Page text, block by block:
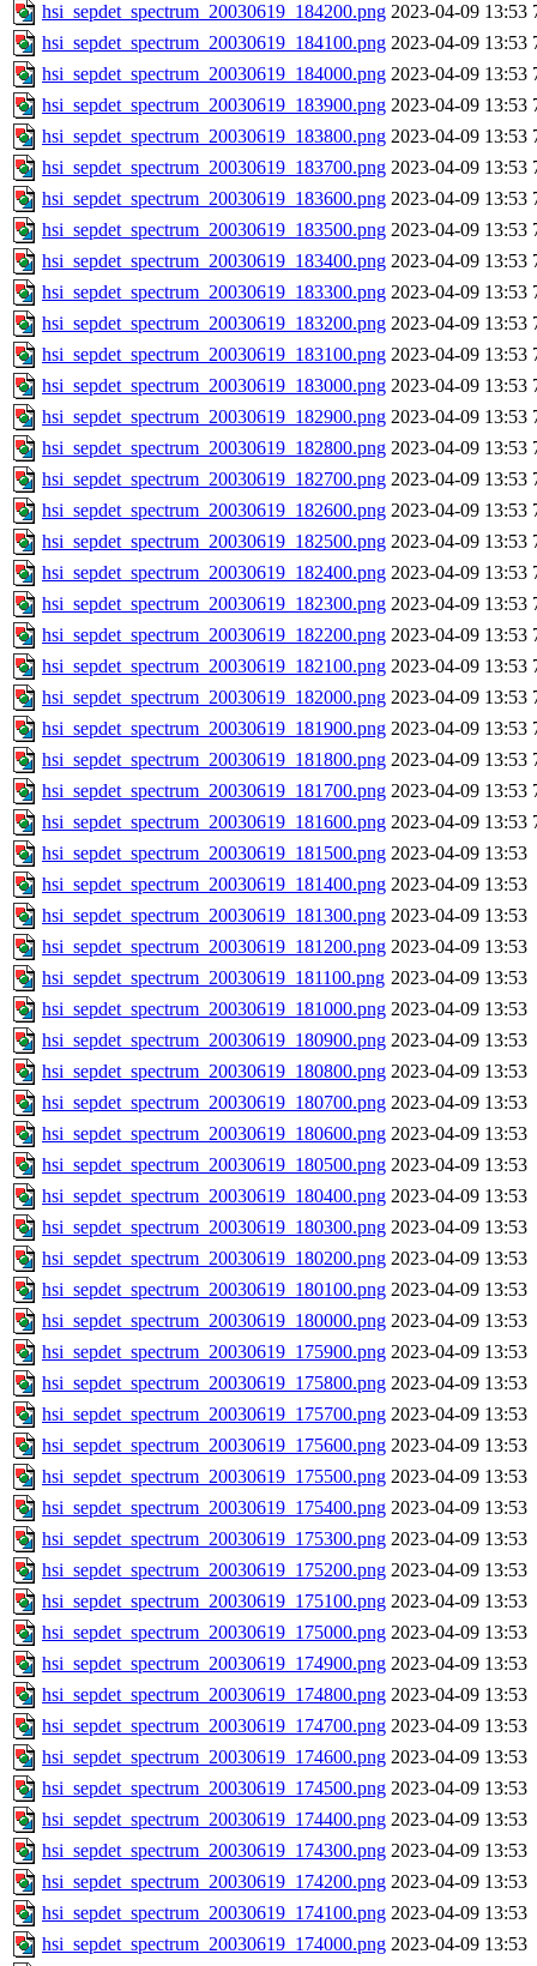
hsi_sepdet_spectrum_20030619_184200.png 2023-04-09 13:53
hsi_sepdet_spectrum_20030619_184100.png 2023-04-09 13:53
hsi_sepdet_spectrum_20030619_184000.png 2023-04-09 13:53
hsi_sepdet_spectrum_20030619_183900.png 2023-04-09 13:53
hsi_sepdet_spectrum_20030619_183800.png 2023-04-09 13:53
hsi_sepdet_spectrum_20030619_183700.png 2023-04-09 13:53
hsi_sepdet_spectrum_20030619_183600.png 2023-04-09 13:53
hsi_sepdet_spectrum_20030619_183500.png 2023-04-09 13:53
hsi_sepdet_spectrum_20030619_183400.png 2023-04-09 13:53
hsi_sepdet_spectrum_20030619_183300.png 2023-04-09 13:53
hsi_sepdet_spectrum_20030619_183200.png 2023-04-09 13:53
hsi_sepdet_spectrum_20030619_183100.png 2023-04-09 13:53
hsi_sepdet_spectrum_20030619_183000.png 2023-04-09 13:53
hsi_sepdet_spectrum_20030619_182900.png 2023-04-09 13:53
hsi_sepdet_spectrum_20030619_182800.png 2023-04-09 13:53
hsi_sepdet_spectrum_20030619_182700.png 2023-04-09 13:53
hsi_sepdet_spectrum_20030619_182600.png 2023-04-09 13:53
hsi_sepdet_spectrum_20030619_182500.png 2023-04-09 13:53
hsi_sepdet_spectrum_20030619_182400.png 2023-04-09 13:53
hsi_sepdet_spectrum_20030619_182300.png 2023-04-09 13:53
hsi_sepdet_spectrum_20030619_182200.png 2023-04-09 13:53
hsi_sepdet_spectrum_20030619_182100.png 2023-04-09 13:53
hsi_sepdet_spectrum_20030619_182000.png 2023-04-09 13:53
hsi_sepdet_spectrum_20030619_181900.png 2023-04-09 13:53
hsi_sepdet_spectrum_20030619_181800.png 2023-04-09 13:53
hsi_sepdet_spectrum_20030619_181700.png 2023-04-09 13:53
hsi_sepdet_spectrum_20030619_181600.png 2023-04-09 13:53
hsi_sepdet_spectrum_20030619_181500.png 2023-04-09 13:53
hsi_sepdet_spectrum_20030619_181400.png 2023-04-09 13:53
hsi_sepdet_spectrum_20030619_181300.png 2023-04-09 13:53
hsi_sepdet_spectrum_20030619_181200.png 2023-04-09 13:53
hsi_sepdet_spectrum_20030619_181100.png 2023-04-09 13:53
hsi_sepdet_spectrum_20030619_181000.png 2023-04-09 13:53
hsi_sepdet_spectrum_20030619_180900.png 2023-04-09 13:53
hsi_sepdet_spectrum_20030619_180800.png 2023-04-09 13:53
hsi_sepdet_spectrum_20030619_180700.png 2023-04-09 13:53
hsi_sepdet_spectrum_20030619_180600.png 2023-04-09 13:53
hsi_sepdet_spectrum_20030619_180500.png 2023-04-09 13:53
hsi_sepdet_spectrum_20030619_180400.png 2023-04-09 13:53
hsi_sepdet_spectrum_20030619_180300.png 2023-04-09 13:53
hsi_sepdet_spectrum_20030619_180200.png 2023-04-09 13:53
hsi_sepdet_spectrum_20030619_180100.png 2023-04-09 13:53
hsi_sepdet_spectrum_20030619_180000.png 2023-04-09 13:53
hsi_sepdet_spectrum_20030619_175900.png 2023-04-09 13:53
hsi_sepdet_spectrum_20030619_175800.png 2023-04-09 13:53
hsi_sepdet_spectrum_20030619_175700.png 2023-04-09 13:53
hsi_sepdet_spectrum_20030619_175600.png 2023-04-09 13:53
hsi_sepdet_spectrum_20030619_175500.png 2023-04-09 13:53
hsi_sepdet_spectrum_20030619_175400.png 2023-04-09 13:53
hsi_sepdet_spectrum_20030619_175300.png 2023-04-09 13:53
hsi_sepdet_spectrum_20030619_175200.png 2023-04-09 13:53
hsi_sepdet_spectrum_20030619_175100.png 2023-04-09 13:53
hsi_sepdet_spectrum_20030619_175000.png 2023-04-09 13:53
hsi_sepdet_spectrum_20030619_174900.png 2023-04-09 13:53
hsi_sepdet_spectrum_20030619_174800.png 2023-04-09 13:53
hsi_sepdet_spectrum_20030619_174700.png 2023-04-09 13:53
hsi_sepdet_spectrum_20030619_174600.png 2023-04-09 13:53
hsi_sepdet_spectrum_20030619_174500.png 2023-04-09 13:53
hsi_sepdet_spectrum_20030619_174400.png 2023-04-09 13:53
hsi_sepdet_spectrum_20030619_174300.png 2023-04-09 13:53
hsi_sepdet_spectrum_20030619_174200.png 2023-04-09 13:53
hsi_sepdet_spectrum_20030619_174100.png 2023-04-09 13:53
hsi_sepdet_spectrum_20030619_174000.png 2023-04-09 13:53